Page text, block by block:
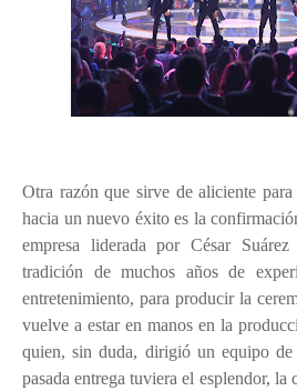
Otra razón que sirve de aliciente
hacia un nuevo éxito es la
empresa liderada por César
tradición de muchos años de
entretenimiento, para producir la
vuelve a estar en manos en la
quien, sin duda, dirigió un equipo
pasada entrega tuviera el esplendor, la